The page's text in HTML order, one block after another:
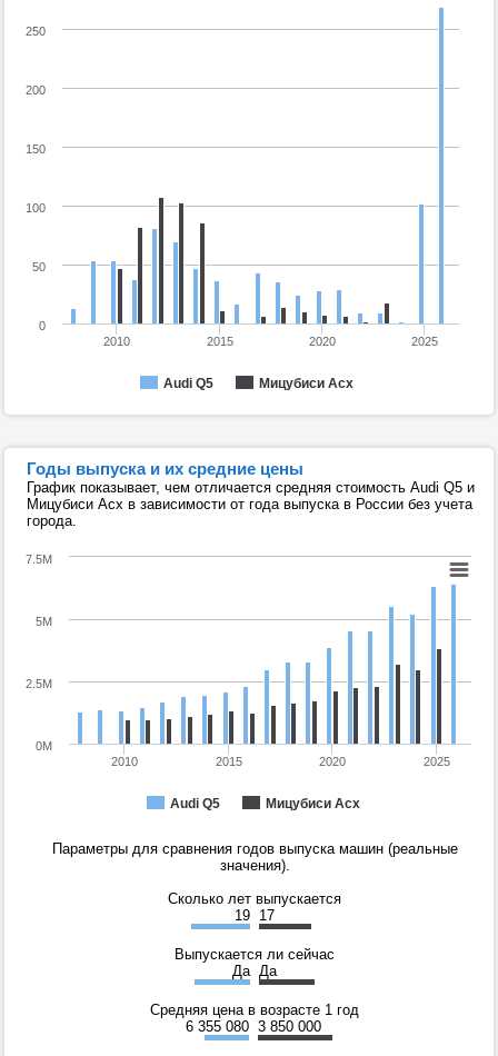
Audi Q5 Мицубиси Асх
2010 2015 2020 2025
0
50
100
150
200
250
Годы выпуска и их средние цены
График показывает, чем отличается средняя стоимость Audi Q5 и
Мицубиси Асх в зависимости от года выпуска в России без учета
города.
Audi Q5 Мицубиси Асх
2010 2015 2020 2025
0M
2.5M
5M
7.5M
Параметры для сравнения годов выпуска машин (реальные
значения).
Сколько лет выпускается
19 17
Выпускается ли сейчас
Да Да
Средняя цена в возрасте 1 год
6 355 080 3 850 000